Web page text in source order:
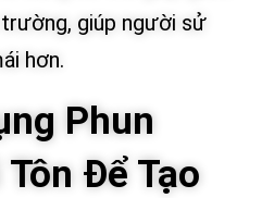
giúp người sử
hơn.
Phun
Để Tạo